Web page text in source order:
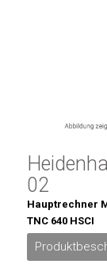
02
Hauptrechner
TNC 640 HSCI